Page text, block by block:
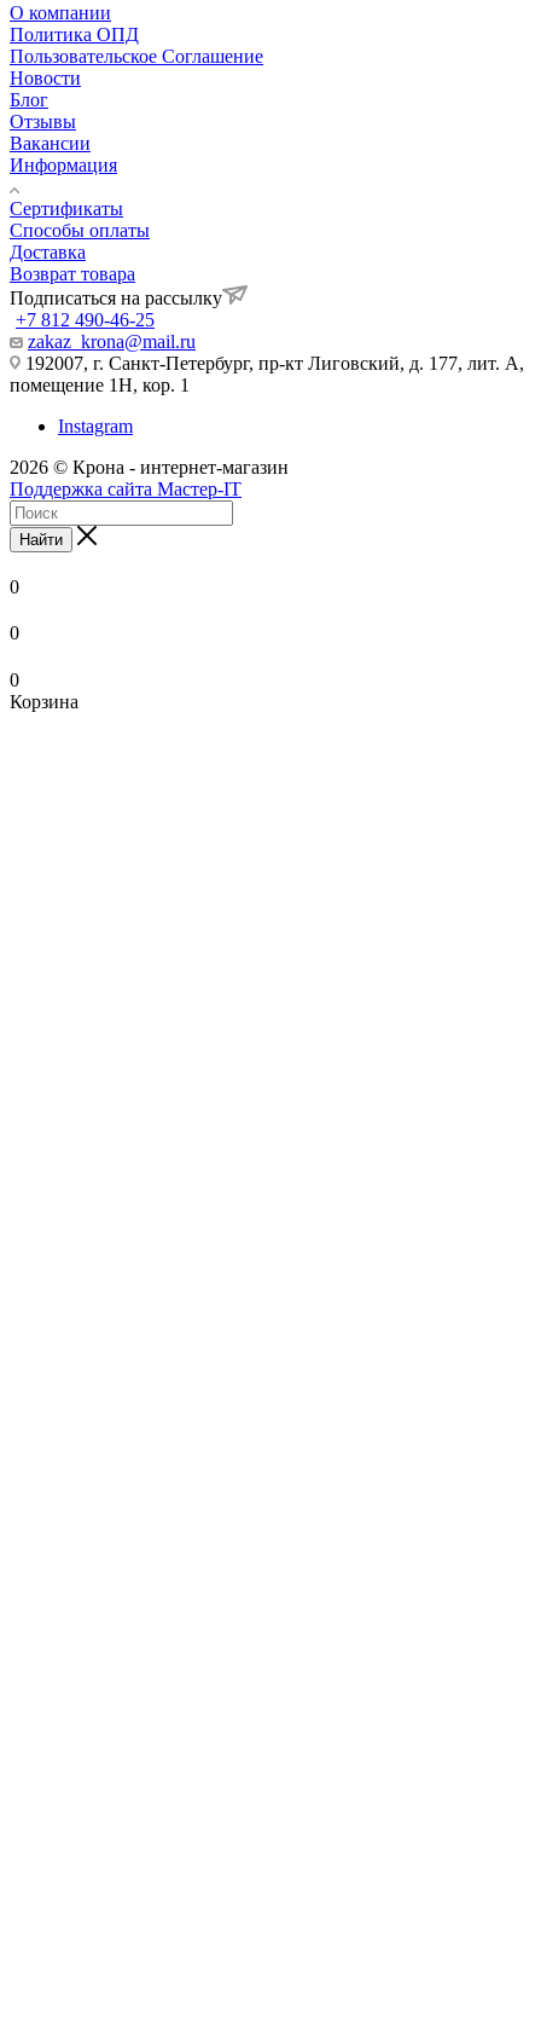
О компании
Политика ОПД
Пользовательское Соглашение
Новости
Блог
Отзывы
Вакансии
Информация
Сертификаты
Способы оплаты
Доставка
Возврат товара
Подписаться на рассылку
+7 812 490-46-25
zakaz_krona@mail.ru
192007, г. Санкт-Петербург, пр-кт Лиговский, д. 177, лит. А,
помещение 1Н, кор. 1
Instagram
2026 © Крона - интернет-магазин
Поддержка сайта Мастер-IT
Найти
0
0
0
Корзина